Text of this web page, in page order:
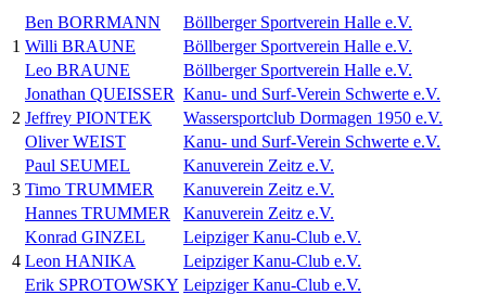
1
Ben BORRMANN
Böllberger Sportverein Halle e.V.
Willi BRAUNE
Böllberger Sportverein Halle e.V.
Leo BRAUNE
Böllberger Sportverein Halle e.V.
2
Jonathan QUEISSER Kanu- und Surf-Verein Schwerte e.V.
Jeffrey PIONTEK
Wassersportclub Dormagen 1950 e.V.
Oliver WEIST
Kanu- und Surf-Verein Schwerte e.V.
3
Paul SEUMEL
Kanuverein Zeitz e.V.
Timo TRUMMER
Kanuverein Zeitz e.V.
Hannes TRUMMER
Kanuverein Zeitz e.V.
4
Konrad GINZEL
Leipziger Kanu-Club e.V.
Leon HANIKA
Leipziger Kanu-Club e.V.
Erik SPROTOWSKY Leipziger Kanu-Club e.V.